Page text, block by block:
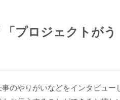
プロジェクトがう
のやりがいなどをインタビュー